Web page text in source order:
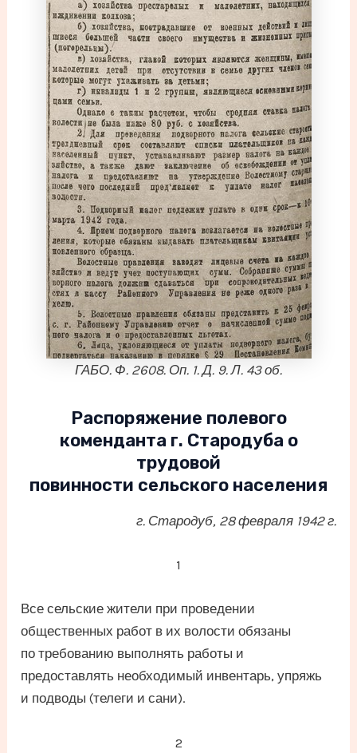
ГАБО. Ф. 2608. Оп. 1. Д. 9. Л. 43 об.
Распоряжение полевого
коменданта г. Стародуба о
трудовой
повинности сельского населения
г. Стародуб, 28 февраля 1942 г.
1
Все сельские жители при проведении
общественных работ в их волости обязаны
по требованию выполнять работы и
предоставлять необходимый инвентарь, упряжь
и подводы (телеги и сани).
2